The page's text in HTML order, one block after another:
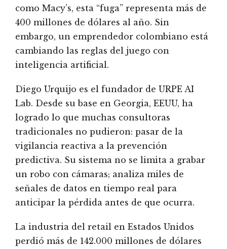
como Macy’s, esta “fuga” representa más de
400 millones de dólares al año. Sin
embargo, un emprendedor colombiano está
cambiando las reglas del juego con
inteligencia artificial.
Diego Urquijo es el fundador de URPE AI
Lab. Desde su base en Georgia, EEUU, ha
logrado lo que muchas consultoras
tradicionales no pudieron: pasar de la
vigilancia reactiva a la prevención
predictiva. Su sistema no se limita a grabar
un robo con cámaras; analiza miles de
señales de datos en tiempo real para
anticipar la pérdida antes de que ocurra.
La industria del retail en Estados Unidos
perdió más de 142.000 millones de dólares